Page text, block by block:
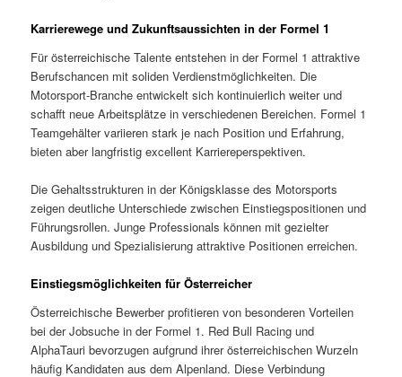
Karrierewege und Zukunftsaussichten in der Formel 1
Für österreichische Talente entstehen in der Formel 1 attraktive
Berufschancen mit soliden Verdienstmöglichkeiten. Die
Motorsport-Branche entwickelt sich kontinuierlich weiter und
schafft neue Arbeitsplätze in verschiedenen Bereichen. Formel 1
Teamgehälter variieren stark je nach Position und Erfahrung,
bieten aber langfristig excellent Karriereperspektiven.
Die Gehaltsstrukturen in der Königsklasse des Motorsports
zeigen deutliche Unterschiede zwischen Einstiegspositionen und
Führungsrollen. Junge Professionals können mit gezielter
Ausbildung und Spezialisierung attraktive Positionen erreichen.
Einstiegsmöglichkeiten für Österreicher
Österreichische Bewerber profitieren von besonderen Vorteilen
bei der Jobsuche in der Formel 1. Red Bull Racing und
AlphaTauri bevorzugen aufgrund ihrer österreichischen Wurzeln
häufig Kandidaten aus dem Alpenland. Diese Verbindung